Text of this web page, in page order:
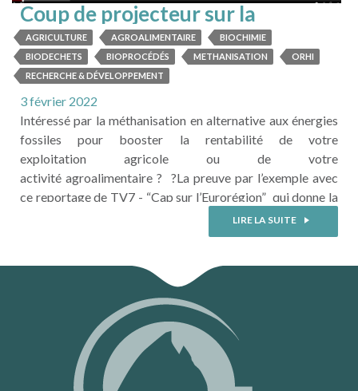
Coup de projecteur sur la
valorisation des déchets
agricoles
AGRICULTURE AGROALIMENTAIRE
BIOCHIMIE
BIODECHETS
BIOPROCÉDÉS METHANISATION
ORHI
RECHERCHE & DÉVELOPPEMENT
3 février 2022
Intéressé par la méthanisation en alternative aux énergies
fossiles pour booster la rentabilité de votre
exploitation agricole ou de votre
activité agroalimentaire ? ?La preuve par l’exemple avec
ce reportage de TV7 - “Cap sur l’Eurorégion” qui donne la
parole à Pierlo du Jardin de Sandrine (à Esconnet - 65). ?
Pierlo y explique comment il recycle les déchets de sa
LIRE LA SUITE
LIRE LA SUITE